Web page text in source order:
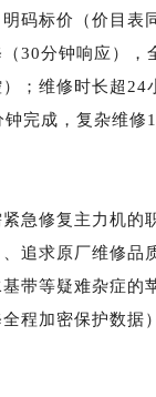
码标价（价目表
30分钟响应），
；维修时长超24
完成，复杂维修
急修复主力机的
追求原厂维修品
带等疑难杂症的
程加密保护数据